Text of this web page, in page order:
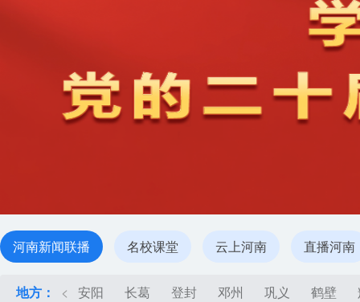
河南新闻联播 名校课堂 云上河南 直播河南
地方： < 安阳 长葛 登封 邓州 巩义 鹤壁